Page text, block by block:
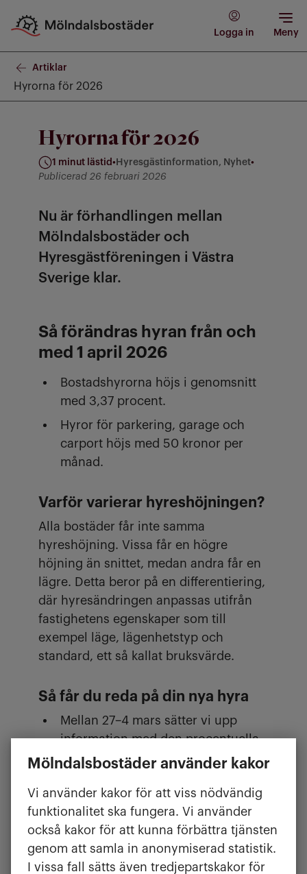
Mölndalsbostäder använder kakor
Vi använder kakor för att viss nödvändig
funktionalitet ska fungera. Vi använder
också kakor för att kunna förbättra tjänsten
genom att samla in anonymiserad statistik.
I vissa fall sätts även tredjepartskakor för
Logga in Meny
Artiklar
Hyrorna för 2026
Hyrorna för 2026
1 minut lästid • Hyresgästinformation, Nyhet•
Kategorier: Hyresgästinformation, Nyhet
Publicerad 26 februari 2026
Nu är förhandlingen mellan
Mölndalsbostäder och
Hyresgästföreningen i Västra
Sverige klar.
Så förändras hyran från och
med 1 april 2026
Bostadshyrorna höjs i genomsnitt
med 3,37 procent.
Hyror för parkering, garage och
carport höjs med 50 kronor per
månad.
Varför varierar hyreshöjningen?
Alla bostäder får inte samma
hyreshöjning. Vissa får en högre
höjning än snittet, medan andra får en
lägre. Detta beror på en differentiering,
där hyresändringen anpassas utifrån
fastighetens egenskaper som till
exempel läge, lägenhetstyp och
standard, ett så kallat bruksvärde.
Så får du reda på din nya hyra
Mellan 27–4 mars sätter vi upp
information med den procentuella
höjningen för din adress i
får du informationen i brevlådan.
I mitten av mars ser du din nya
hyra på hyresavin genom att logga
in på Mina sidor.